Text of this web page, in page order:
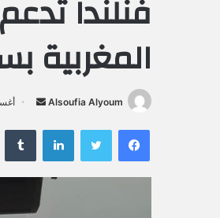
فنلندا
المغربية
Alsoufia Alyoum
ل
ب
ي
فيسبوك لينكدإن